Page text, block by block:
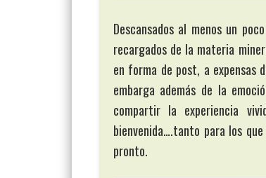
Descansados al menos un
recargados de la materia
en forma de post, a expensas
embarga además de la
compartir la experiencia
bienvenida….tanto para los
pronto.